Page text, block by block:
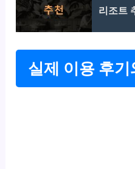
리조트
실제 이용 후